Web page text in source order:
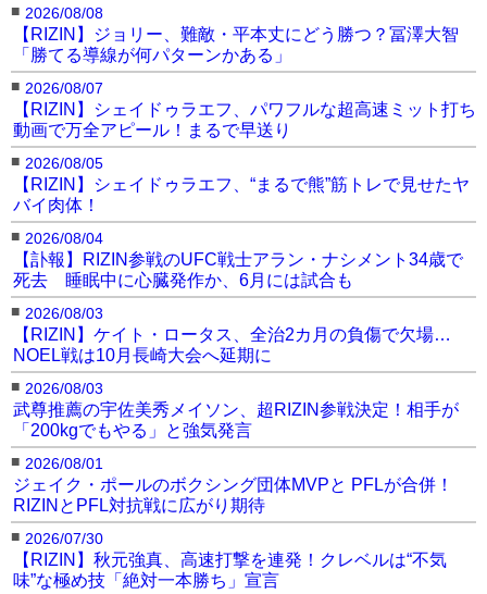
■ 2026/08/08
【RIZIN】ジョリー、難敵・平本丈にどう勝つ？冨澤大智
「勝てる導線が何パターンかある」
■ 2026/08/07
【RIZIN】シェイドゥラエフ、パワフルな超高速ミット打ち
動画で万全アピール！まるで早送り
■ 2026/08/05
【RIZIN】シェイドゥラエフ、“まるで熊”筋トレで見せたヤ
バイ肉体！
■ 2026/08/04
【訃報】RIZIN参戦のUFC戦士アラン・ナシメント34歳で
死去 睡眠中に心臓発作か、6月には試合も
■ 2026/08/03
【RIZIN】ケイト・ロータス、全治2カ月の負傷で欠場…
NOEL戦は10月長崎大会へ延期に
■ 2026/08/03
武尊推薦の宇佐美秀メイソン、超RIZIN参戦決定！相手が
「200kgでもやる」と強気発言
■ 2026/08/01
ジェイク・ポールのボクシング団体MVPと PFLが合併！
RIZINとPFL対抗戦に広がり期待
■ 2026/07/30
【RIZIN】秋元強真、高速打撃を連発！クレベルは“不気
味”な極め技「絶対一本勝ち」宣言